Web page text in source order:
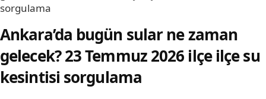
sorgulama
Ankara’da bugün sular ne zaman
gelecek? 23 Temmuz 2026 ilçe ilçe su
kesintisi sorgulama